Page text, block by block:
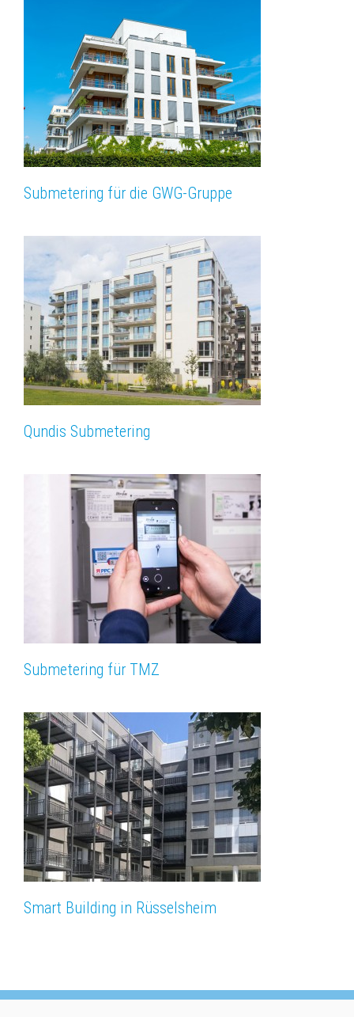
Submetering für die GWG-Gruppe
Qundis Submetering
Submetering für TMZ
Smart Building in Rüsselsheim